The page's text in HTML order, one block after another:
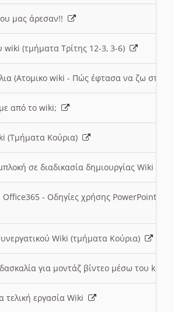
μας άρεσαν!!
(τμήματα Τρίτης 12-3, 3-6)
(Ατομικο wiki - Πώς έφτασα να ζω στην
από το wiki;
(Τμήματα Κούρια)
σε διαδικασία δημιουργίας Wiki
- Οδηγίες χρήσης PowerPoint
Wiki (τμήματα Κούρια)
για μοντάζ βίντεο μέσω του
τελική εργασία Wiki